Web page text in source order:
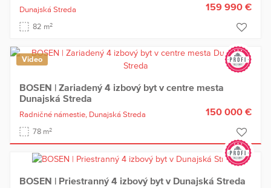
Dunajská Streda
82 m2
159 990 €
Video
BOSEN | Zariadený 4 izbový byt v centre mesta
Dunajská Streda
Radničné námestie, Dunajská Streda
78 m2
150 000 €
BOSEN | Priestranný 4 izbový byt v Dunajská Streda